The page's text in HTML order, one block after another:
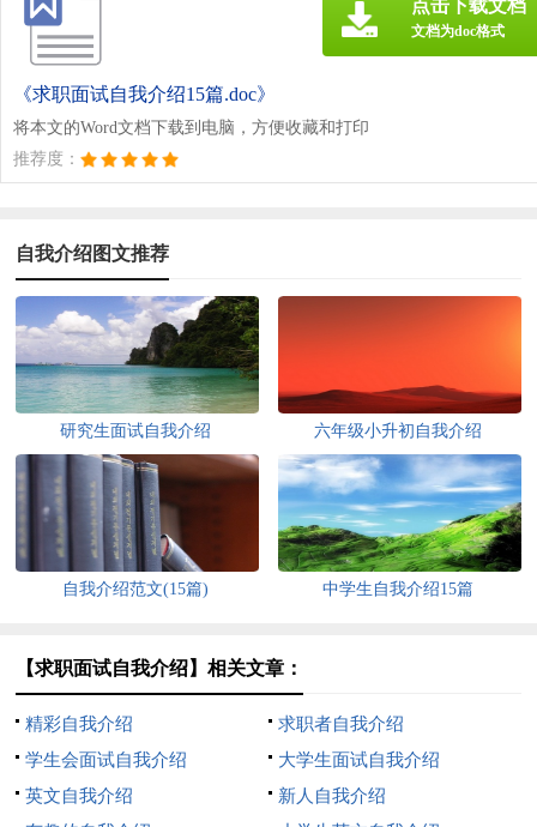
《求职面试自我介绍15篇.doc》
将本文的Word文档下载到电脑，方便收藏和打印
推荐度：
点击下载文档
文档为doc格式
自我介绍图文推荐
研究生面试自我介绍 六年级小升初自我介绍
自我介绍范文(15篇) 中学生自我介绍15篇
【求职面试自我介绍】相关文章：
精彩自我介绍
求职者自我介绍
学生会面试自我介绍
大学生面试自我介绍
英文自我介绍
新人自我介绍